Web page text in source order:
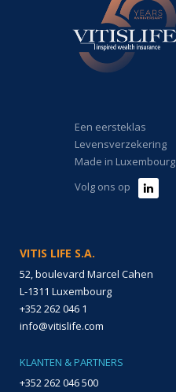
Een eersteklas
Levensverzekering
Made in Luxembourg
Volg ons op
VITIS LIFE S.A.
52, boulevard Marcel Cahen
L-1311 Luxembourg
+352 262 046 1
info@vitislife.com
KLANTEN & PARTNERS
+352 262 046 500